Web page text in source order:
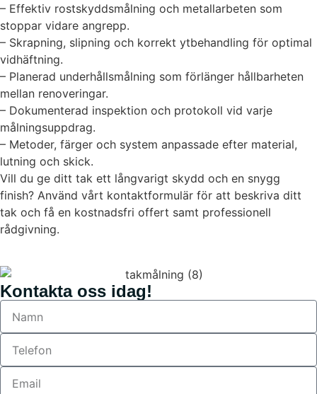
– Effektiv rostskyddsmålning och metallarbeten som
stoppar vidare angrepp.
– Skrapning, slipning och korrekt ytbehandling för optimal
vidhäftning.
– Planerad underhållsmålning som förlänger hållbarheten
mellan renoveringar.
– Dokumenterad inspektion och protokoll vid varje
målningsuppdrag.
– Metoder, färger och system anpassade efter material,
lutning och skick.
Vill du ge ditt tak ett långvarigt skydd och en snygg
finish? Använd vårt kontaktformulär för att beskriva ditt
tak och få en kostnadsfri offert samt professionell
rådgivning.
Kontakta oss idag!